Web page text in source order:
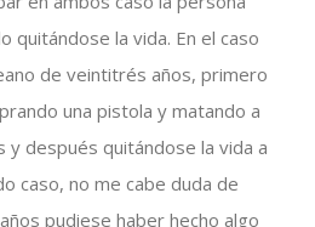
quitándose la vida. En el caso
de veintitrés años, primero
una pistola y matando a
después quitándose la vida a
caso, no me cabe duda de
pudiese haber hecho algo